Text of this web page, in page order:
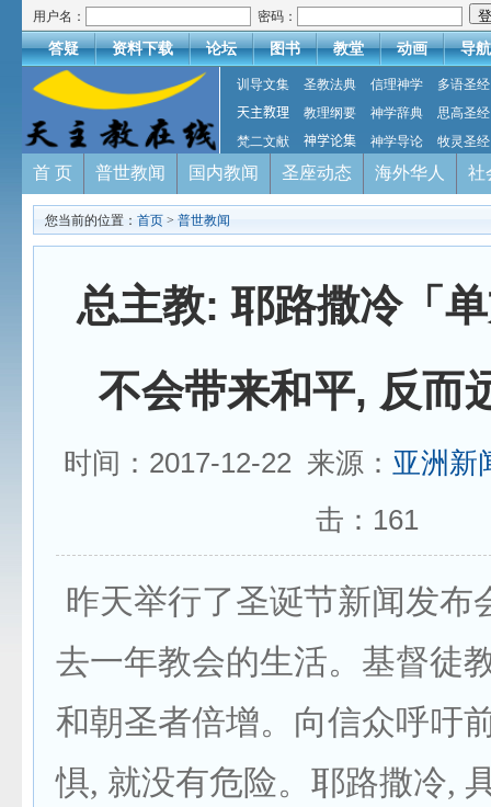
用户名： 密码：
答疑 资料下载 论坛 图书 教堂 动画 导航
训导文集 圣教法典 信理神学
多语圣经
天主教理
教理纲要 神学辞典
思高圣经
梵二文献
神学论集 神学导论 牧灵圣经
首 页 普世教闻 国内教闻 圣座动态 海外华人 社
您当前的位置： 首页 > 普世教闻
总主教: 耶路撒冷「
不会带来和平, 反而
时间：2017-12-22 来源： 亚洲新
击： 161
昨天举行了圣诞节新闻发布
去一年教会的生活。基督徒
和朝圣者倍增。向信众呼吁
惧, 就没有危险。耶路撒冷,